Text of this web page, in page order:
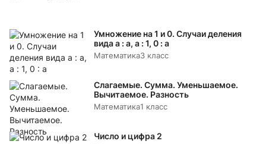
Умножение на 1 и 0. Случаи деления
вида а : а, а : 1, 0 : а
Математика3 класс
Слагаемые. Сумма. Уменьшаемое.
Вычитаемое. Разность
Математика1 класс
Число и цифра 2